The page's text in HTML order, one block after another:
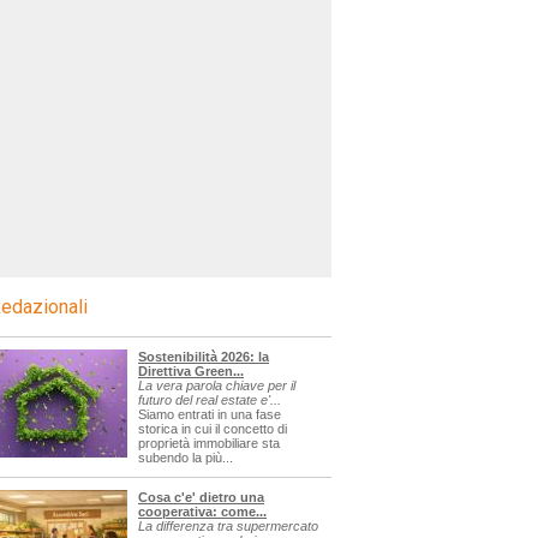
Sostenibilità 2026: la
Direttiva Green...
La vera parola chiave per il
futuro del real estate e'...
Siamo entrati in una fase
storica in cui il concetto di
proprietà immobiliare sta
subendo la più...
Cosa c'e' dietro una
cooperativa: come...
La differenza tra supermercato